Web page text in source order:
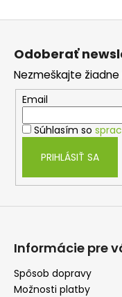
Odoberať
Nezmeškajte
Email
Súhlasím so
PRIHLÁSIŤ SA
Informácie pre
Spôsob dopravy
Možnosti platby